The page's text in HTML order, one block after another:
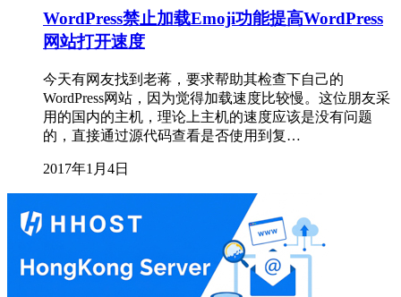
WordPress禁止加载Emoji功能提高WordPress
网站打开速度
今天有网友找到老蒋，要求帮助其检查下自己的
WordPress网站，因为觉得加载速度比较慢。这位朋友采
用的国内的主机，理论上主机的速度应该是没有问题
的，直接通过源代码查看是否使用到复…
2017年1月4日